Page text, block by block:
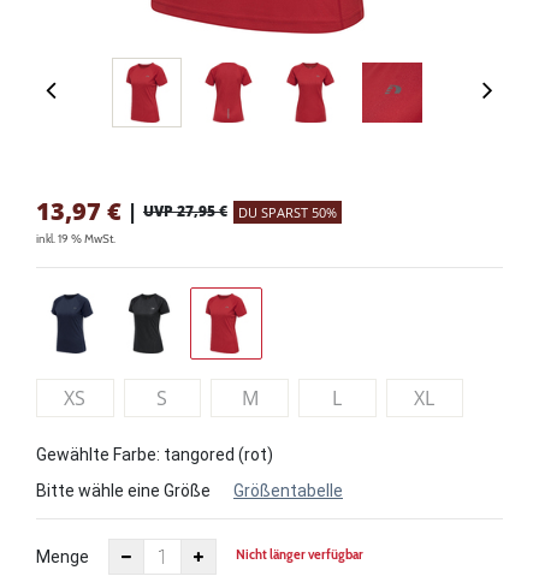
13,97 € | UVP 27,95 € DU SPARST 50%
inkl. 19 % MwSt.
XS S M L XL
Gewählte Farbe: tangored (rot)
Bitte wähle eine Größe
Größentabelle
Menge Nicht länger verfügbar